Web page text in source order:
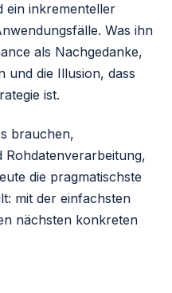
ein inkrementeller
Was ihn
als Nachgedanke,
und die Illusion, dass
ist.
brauchen,
die pragmatischste
mit der einfachsten
nächsten konkreten